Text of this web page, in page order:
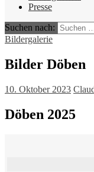
Presse
Suchen nach:
Bildergalerie
Bilder Döben
10. Oktober 2023
Döben 2025